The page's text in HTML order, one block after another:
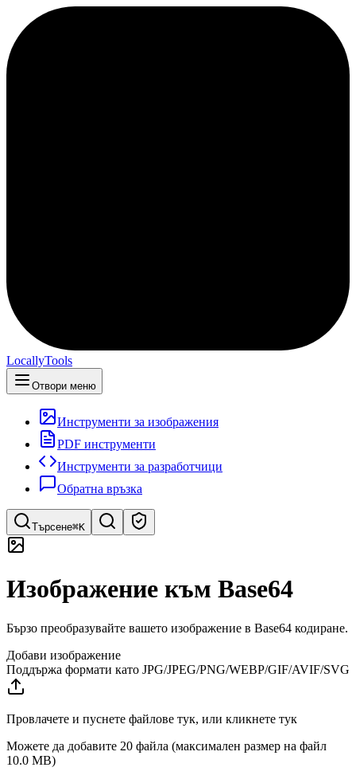
LocallyTools
Отвори меню
Инструменти за изображения
PDF инструменти
Инструменти за разработчици
Обратна връзка
Търсене⌘K
Бързо търсене на инструменти
Изображение към Base64
Бързо преобразувайте вашето изображение в Base64 кодиране.
Добави изображение
Поддържа формати като JPG/JPEG/PNG/WEBP/GIF/AVIF/SVG
Провлачете и пуснете файлове тук, или кликнете тук
Можете да добавите 20 файла (максимален размер на файл
10.0 MB)